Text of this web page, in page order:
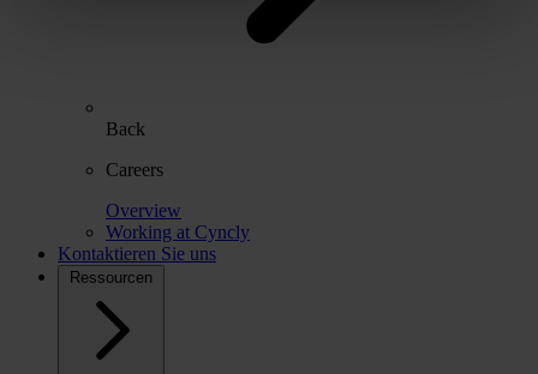
Back
Careers
Overview
Working at Cyncly
Kontaktieren Sie uns
Ressourcen